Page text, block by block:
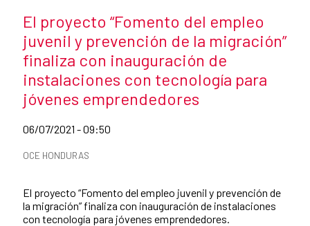
Título de la noticia
El proyecto “Fomento del empleo
juvenil y prevención de la migración”
finaliza con inauguración de
instalaciones con tecnología para
jóvenes emprendedores
Fecha de publicación de la noticia
06/07/2021 - 09:50
Categorías de la noticia
OCE HONDURAS
El proyecto “Fomento del empleo juvenil y prevención de
la migración” finaliza con inauguración de instalaciones
con tecnología para jóvenes emprendedores.